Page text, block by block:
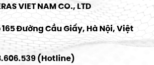
VIET NAM CO., LTD
165 Đường Cầu Giấy, Hà Nội, Việt
(Hotline)